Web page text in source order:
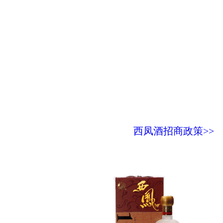
西凤酒招商政策>>